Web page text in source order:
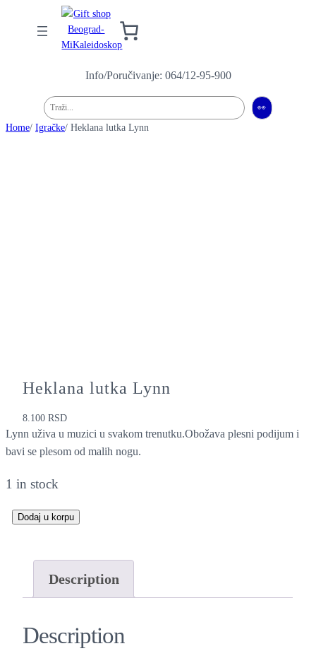
Info/Poručivanje: 064/12-95-900
Pretraga 👀
Home/ Igračke/ Heklana lutka Lynn
Heklana lutka Lynn
8.100RSD
Lynn uživa u muzici u svakom trenutku.Obožava plesni podijum i
bavi se plesom od malih nogu.
1 in stock
H
Dodaj u korpu
Description
Description